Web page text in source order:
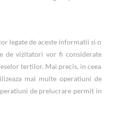
legate de aceste informatii si o
de vizitatori vor fi considerate
tertilor. Mai precis, in ceea
mai multe operatiuni de
de prelucrare permit in